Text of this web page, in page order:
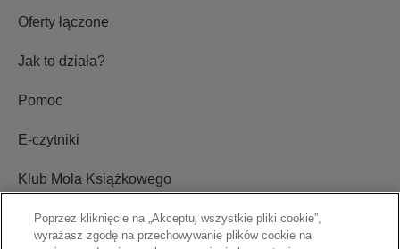
Oferty łączone
Jak to działa?
Pomoc
E-czytniki
Klub Mola Książkowego
Ustawienia plików cookie
Poprzez kliknięcie na „Akceptuj wszystkie pliki cookie”,
wyrażasz zgodę na przechowywanie plików cookie na